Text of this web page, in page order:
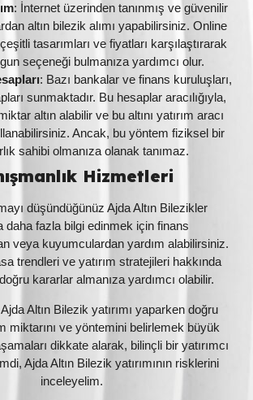
: İnternet üzerinden tanınmış ve güvenilir
altın bilezik alımı yapabilirsiniz. Online
tasarımları ve fiyatları karşılaştırarak
seçeneği bulmanıza yardımcı olur.
: Bazı bankalar ve finans kuruluşları,
sunmaktadır. Bu hesaplar aracılığıyla,
altın alabilir ve bu altını yatırım aracı
Ancak, bu yöntem fiziksel bir
sahibi olmanıza olanak tanımaz.
Hizmetleri
düşündüğünüz Ajda Altın Bilezikler
daha fazla bilgi edinmek için finans
veya kuyumculardan yardım alabilirsiniz.
trendleri ve yatırım stratejileri hakkında
kararlar almanıza yardımcı olabilir.
Altın Bilezik yatırımı yaparken doğru
miktarını ve yöntemini belirlemek büyük
dikkate alarak, bilinçli bir yatırımcı
Ajda Altın Bilezik yatırımının risklerini
inceleyelim.